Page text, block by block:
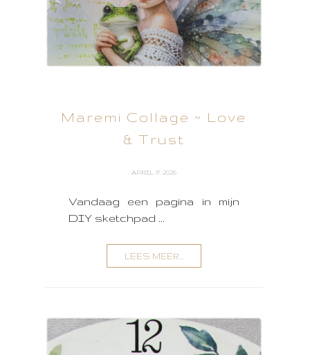
Maremi Collage ~ Love
& Trust
APRIL 17, 2026
Vandaag een pagina in mijn
DIY sketchpad ...
LEES MEER...